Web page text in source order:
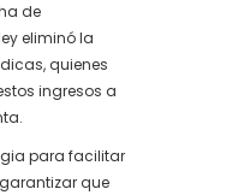
de
eliminó la
quienes
ingresos a
para facilitar
que